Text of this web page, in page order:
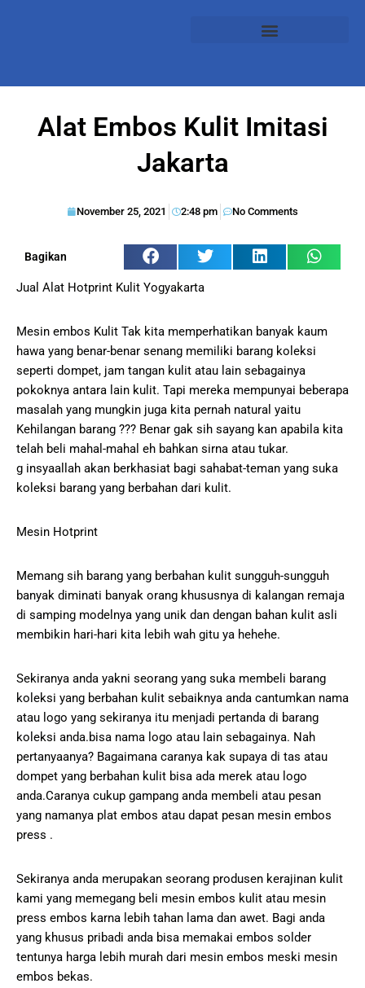
Alat Embos Kulit Imitasi
Jakarta
November 25, 2021 2:48 pm No Comments
Bagikan
Jual Alat Hotprint Kulit Yogyakarta
Mesin embos Kulit Tak kita memperhatikan banyak kaum
hawa yang benar-benar senang memiliki barang koleksi
seperti dompet, jam tangan kulit atau lain sebagainya
pokoknya antara lain kulit. Tapi mereka mempunyai beberapa
masalah yang mungkin juga kita pernah natural yaitu
Kehilangan barang ??? Benar gak sih sayang kan apabila kita
telah beli mahal-mahal eh bahkan sirna atau tukar.
g insyaallah akan berkhasiat bagi sahabat-teman yang suka
koleksi barang yang berbahan dari kulit.
Mesin Hotprint
Memang sih barang yang berbahan kulit sungguh-sungguh
banyak diminati banyak orang khususnya di kalangan remaja
di samping modelnya yang unik dan dengan bahan kulit asli
membikin hari-hari kita lebih wah gitu ya hehehe.
Sekiranya anda yakni seorang yang suka membeli barang
koleksi yang berbahan kulit sebaiknya anda cantumkan nama
atau logo yang sekiranya itu menjadi pertanda di barang
koleksi anda.bisa nama logo atau lain sebagainya. Nah
pertanyaanya? Bagaimana caranya kak supaya di tas atau
dompet yang berbahan kulit bisa ada merek atau logo
anda.Caranya cukup gampang anda membeli atau pesan
yang namanya plat embos atau dapat pesan mesin embos
press .
Sekiranya anda merupakan seorang produsen kerajinan kulit
kami yang memegang beli mesin embos kulit atau mesin
press embos karna lebih tahan lama dan awet. Bagi anda
yang khusus pribadi anda bisa memakai embos solder
tentunya harga lebih murah dari mesin embos meski mesin
embos bekas.